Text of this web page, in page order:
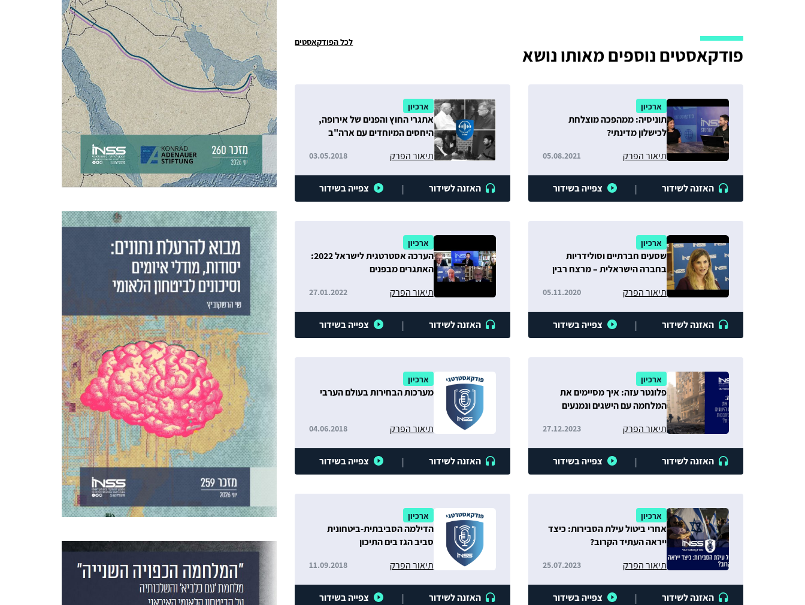
פודקאסטים נוספים מאותו נושא
לכל הפודקאסטים
ארכיון
תוניסיה: ממהפכה מוצלחת
לכישלון מדינתי?
תיאור הפרק
05.08.2021
האזנה לשידור | צפייה בשידור
ארכיון
אתגרי החוץ והפנים של אירופה,
היחסים המיוחדים עם ארה"ב
תיאור הפרק
03.05.2018
האזנה לשידור | צפייה בשידור
ארכיון
שסעים חברתיים וסולידריות
בחברה הישראלית – מרצח רבין
תיאור הפרק
05.11.2020
האזנה לשידור | צפייה בשידור
ארכיון
הערכה אסטרטגית לישראל 2022:
האתגרים מבפנים
תיאור הפרק
27.01.2022
האזנה לשידור | צפייה בשידור
ארכיון
פלונטר עזה: איך מסיימים את
המלחמה עם הישגים ונמנעים
תיאור הפרק
27.12.2023
האזנה לשידור | צפייה בשידור
ארכיון
מערכות הבחירות בעולם הערבי
תיאור הפרק 04.06.2018
האזנה לשידור | צפייה בשידור
ארכיון
אחרי ביטול עילת הסבירות: כיצד
ייראה העתיד הקרוב?
תיאור הפרק
25.07.2023
האזנה לשידור | צפייה בשידור
ארכיון
הדילמה הסביבתית-ביטחונית
סביב הגז בים התיכון
תיאור הפרק
11.09.2018
האזנה לשידור | צפייה בשידור